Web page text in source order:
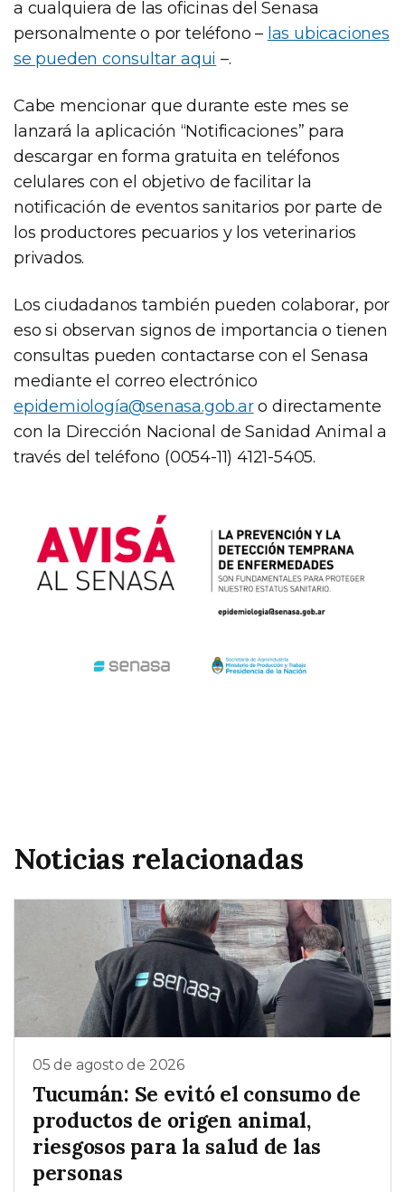
a cualquiera de las oficinas del Senasa
personalmente o por teléfono – las ubicaciones
se pueden consultar aqui –.
Cabe mencionar que durante este mes se
lanzará la aplicación “Notificaciones” para
descargar en forma gratuita en teléfonos
celulares con el objetivo de facilitar la
notificación de eventos sanitarios por parte de
los productores pecuarios y los veterinarios
privados.
Los ciudadanos también pueden colaborar, por
eso si observan signos de importancia o tienen
consultas pueden contactarse con el Senasa
mediante el correo electrónico
epidemiología@senasa.gob.aro directamente
con la Dirección Nacional de Sanidad Animal a
través del teléfono (0054-11) 4121-5405.
Noticias relacionadas
05 de agosto de 2026
Tucumán: Se evitó el consumo de
productos de origen animal,
riesgosos para la salud de las
personas